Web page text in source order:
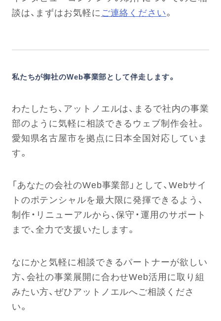
談は、まずはお気軽にご連絡ください。
私たちが御社のWeb事業部として伴走します。
わたしたち、アットノエルは、まるで社内の事業
部のように気軽に相談できるウェブ制作会社。
愛知県名古屋市を拠点に日本全国対応していま
す。
「あなたの会社のWeb事業部」として、Webサイ
トのポテンシャルを最大限に発揮できるよう、
制作・リニューアルから、保守・運用のサポート
まで、全力で支援いたします。
なにかと気軽に相談できるパートナーが欲しい
方、会社の事業展開に合わせWeb活用に取り組
みたい方、ぜひアットノエルへご相談くださ
い。